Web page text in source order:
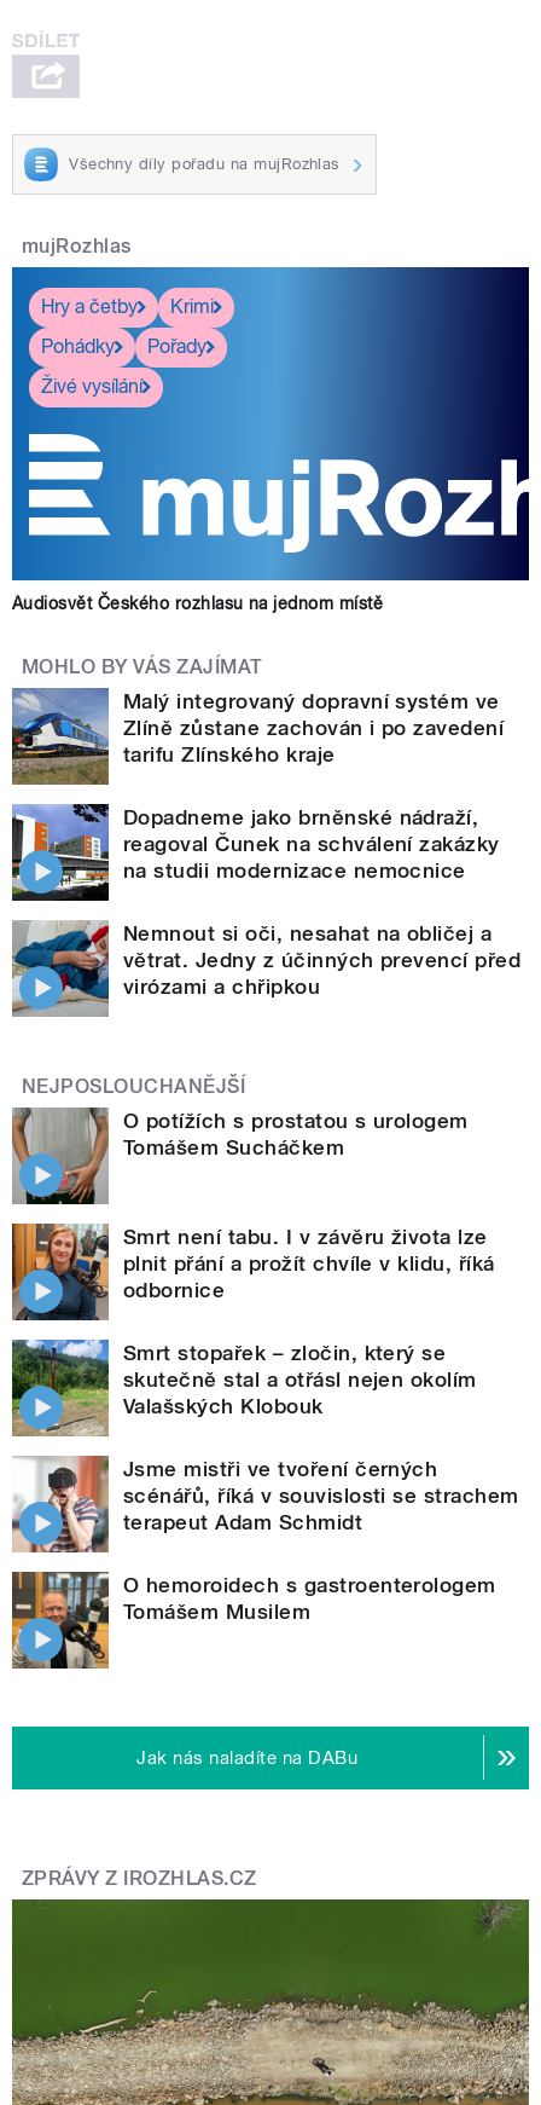
Všechny díly pořadu na mujRozhlas
mujRozhlas
Hry a četby
Krimi
Pohádky
Pořady
Živé vysílání
Audiosvět Českého rozhlasu na jednom místě
MOHLO BY VÁS ZAJÍMAT
Malý integrovaný dopravní systém ve
Zlíně zůstane zachován i po zavedení
tarifu Zlínského kraje
Dopadneme jako brněnské nádraží,
reagoval Čunek na schválení zakázky
na studii modernizace nemocnice
Nemnout si oči, nesahat na obličej a
větrat. Jedny z účinných prevencí před
virózami a chřipkou
NEJPOSLOUCHANĚJŠÍ
O potížích s prostatou s urologem
Tomášem Sucháčkem
Smrt není tabu. I v závěru života lze
plnit přání a prožít chvíle v klidu, říká
odbornice
Smrt stopařek – zločin, který se
skutečně stal a otřásl nejen okolím
Valašských Klobouk
Jsme mistři ve tvoření černých
scénářů, říká v souvislosti se strachem
terapeut Adam Schmidt
O hemoroidech s gastroenterologem
Tomášem Musilem
Jak nás naladíte na DABu
ZPRÁVY Z IROZHLAS.CZ